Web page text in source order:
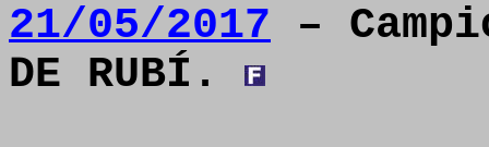
21/05/2017 –
DE RUBÍ.